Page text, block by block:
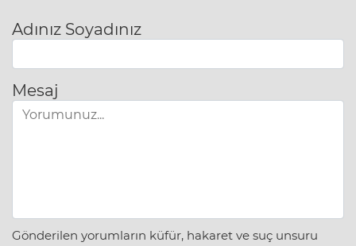
Adınız Soyadınız
Mesaj
Gönderilen yorumların küfür, hakaret ve suç unsuru